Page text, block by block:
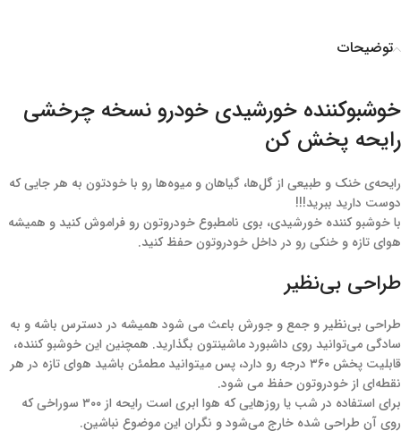
توضیحات
خوشبوکننده خورشیدی خودرو نسخه چرخشی
رایحه پخش کن
رایحه‌ی خنک و طبیعی از گل‌ها، گیاهان و میوه‌ها رو با خودتون به هر جایی که
دوست دارید ببرید!!!
با خوشبو کننده خورشیدی، بوی نامطبوع خودروتون رو فراموش کنید و همیشه
هوای تازه و خنکی رو در داخل خودروتون حفظ کنید.
طراحی بی‌نظیر
طراحی بی‌نظیر و جمع‌ و‌ جورش باعث می شود همیشه در دسترس باشه و به
سادگی می‌توانید روی داشبورد ماشینتون بگذارید. همچنین این خوشبو کننده،
قابلیت پخش ۳۶۰ درجه رو دارد، پس میتوانید مطمئن باشید هوای تازه در هر
نقطه‌ای از خودروتون حفظ می شود.
برای استفاده در شب یا روزهایی که هوا ابری است رایحه از ۳۰۰ سوراخی که
روی آن طراحی شده خارج می‌شود و نگران این موضوع نباشین.